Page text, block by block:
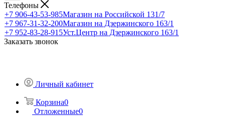
Телефоны
+7 906-43-53-985Магазин на Российской 131/7
+7 967-31-32-200Магазин на Дзержинского 163/1
+7 952-83-28-915Уст.Центр на Дзержинского 163/1
Заказать звонок
Личный кабинет
Корзина0
Отложенные0